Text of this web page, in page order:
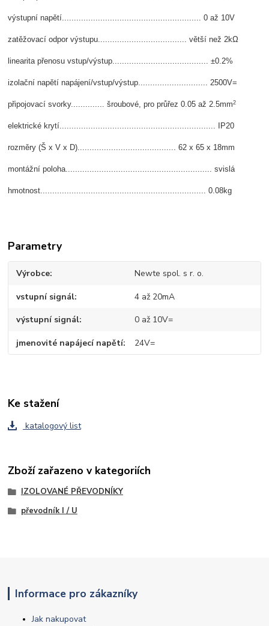
výstupní napětí.......................................................... 0 až 10V
zatěžovací odpor výstupu..................................... větší než 2kΩ
linearita přenosu vstup/výstup........................................ ±0.2%
izolační napětí napájení/vstup/výstup............................. 2500V=
připojovací svorky.............. šroubové, pro průřez 0.05 až 2.5mm2
elektrické krytí................................................................. IP20
rozměry (Š x V x D)......................................... 62 x 65 x 18mm
montážní poloha............................................................. svislá
hmotnost..................................................................... 0.08kg
Parametry
Výrobce Newte spol. s r. o.
vstupní signál 4 až 20mA
výstupní signál 0 až 10V=
jmenovité napájecí napětí 24V=
Ke stažení
katalogový list
Zboží zařazeno v kategoriích
IZOLOVANÉ PŘEVODNÍKY
převodník I / U
Informace pro zákazníky
Jak nakupovat